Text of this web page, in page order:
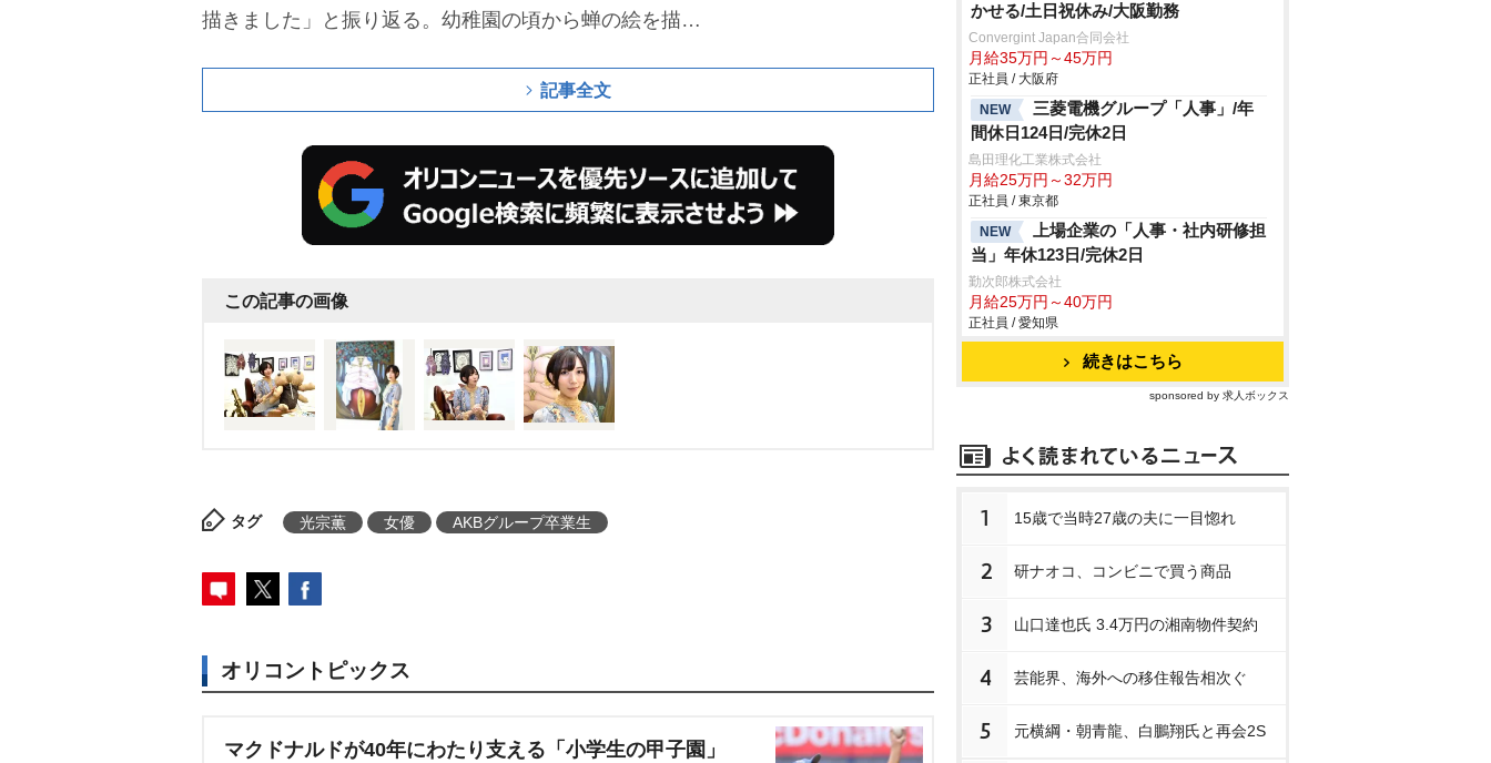
描きました」と振り返る。幼稚園の頃から蝉の絵を描い
す。頼りがいのある蝉のフォルムが好き。これ以上かっ
記事全文
この記事の画像
タグ 光宗薫 女優 AKBグループ卒業生
オリコントピックス
マクドナルドが40年にわたり支える「小学生の甲子園」
かせる/土日祝休み/大阪勤務
Convergint Japan合同会社
月給35万円～45万円
正社員 / 大阪府
NEW
三菱電機グループ「人事」/年
間休日124日/完休2日
島田理化工業株式会社
月給25万円～32万円
正社員 / 東京都
NEW
上場企業の「人事・社内研修担
当」年休123日/完休2日
勤次郎株式会社
月給25万円～40万円
正社員 / 愛知県
続きはこちら
sponsored by 求人ボックス
1 15歳で当時27歳の夫に一目惚れ
2 研ナオコ、コンビニで買う商品
3 山口達也氏 3.4万円の湘南物件契約
4 芸能界、海外への移住報告相次ぐ
5 元横綱・朝青龍、白鵬翔氏と再会2S